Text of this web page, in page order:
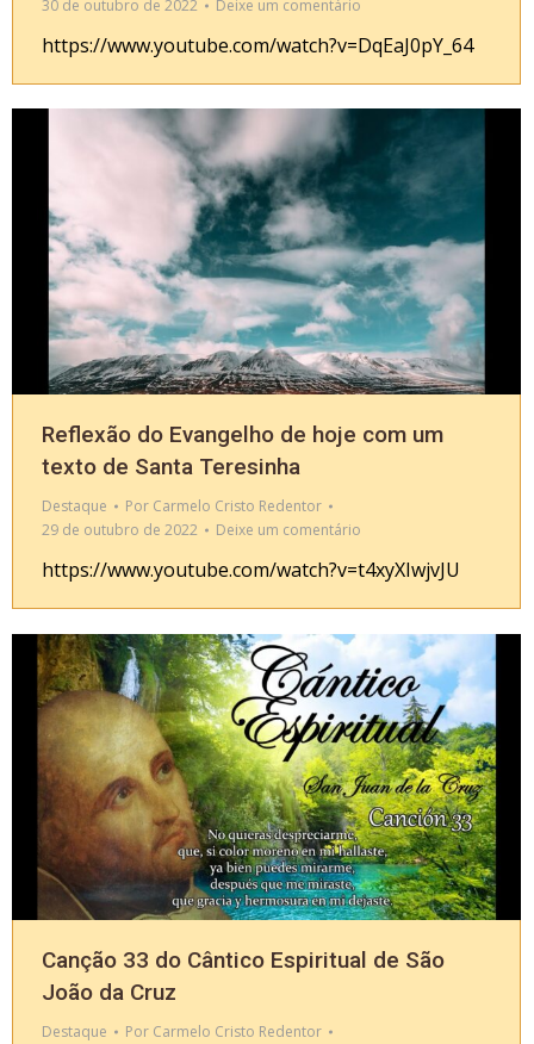
30 de outubro de 2022 Deixe um comentário
https://www.youtube.com/watch?v=DqEaJ0pY_64
Reflexão do Evangelho de hoje com um
texto de Santa Teresinha
Destaque Por Carmelo Cristo Redentor
29 de outubro de 2022
Deixe um comentário
https://www.youtube.com/watch?v=t4xyXIwjvJU
Canção 33 do Cântico Espiritual de São
João da Cruz
Destaque Por Carmelo Cristo Redentor